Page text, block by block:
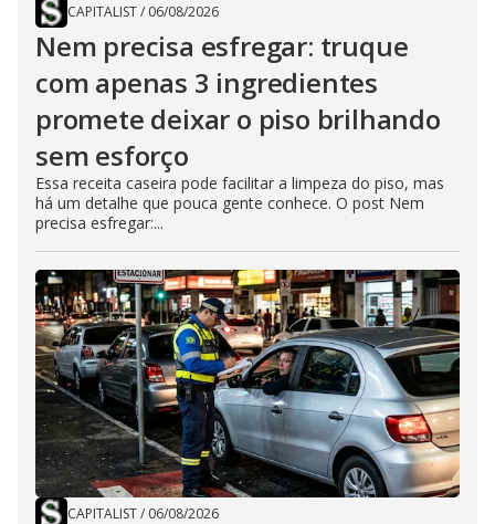
CAPITALIST/ 06/08/2026
Nem precisa esfregar: truque
com apenas 3 ingredientes
promete deixar o piso brilhando
sem esforço
Essa receita caseira pode facilitar a limpeza do piso, mas
há um detalhe que pouca gente conhece. O post Nem
precisa esfregar:...
CAPITALIST/ 06/08/2026